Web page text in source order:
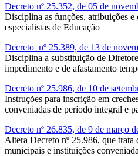
Decreto nº 25.352, de 05 de
Disciplina as funções, atribuições e
especialistas de Educação
Decreto nº 25.389, de 13 de
Disciplina a substituição de
impedimento e de afastamento
Decreto nº 25.986, de 10 de
Instruções para inscrição em
conveniadas de período integral e
Decreto nº 26.835, de 9 de março
Altera Decreto nº 25.986, que trata
municipais e instituições